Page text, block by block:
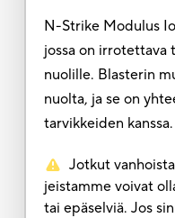
N-Strike Modulus
jossa on irrotettava
nuolille. Blasterin
nuolta, ja se on
tarvikkeiden kanssa.
Jotkut
jeistamme voivat
tai epäselviä. Jos